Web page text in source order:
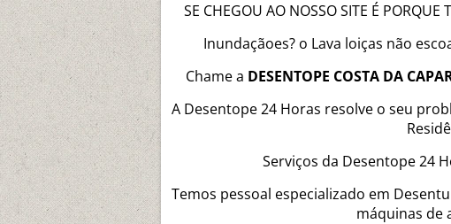
SE CHEGOU AO NOSSO SITE É PORQUE
Inundaçãoes? o Lava loiças não
Chame a DESENTOPE COSTA DA
A Desentope 24 Horas resolve o seu
Serviços da Desentope 24
Temos pessoal especializado em
máquinas de